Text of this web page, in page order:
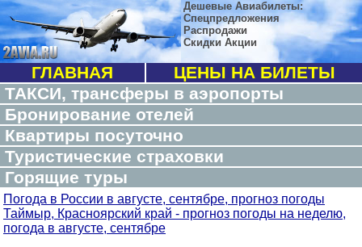
Дешевые Авиабилеты:
Спецпредложения
Распродажи
Скидки Акции
ГЛАВНАЯ
ЦЕНЫ НА БИЛЕТЫ
ТАКСИ, трансферы в аэропорты
Бронирование отелей
Квартиры посуточно
Туристические страховки
Горящие туры
Погода в России в августе, сентябре, прогноз погоды
Таймыр, Красноярский край - прогноз погоды на неделю,
погода в августе, сентябре